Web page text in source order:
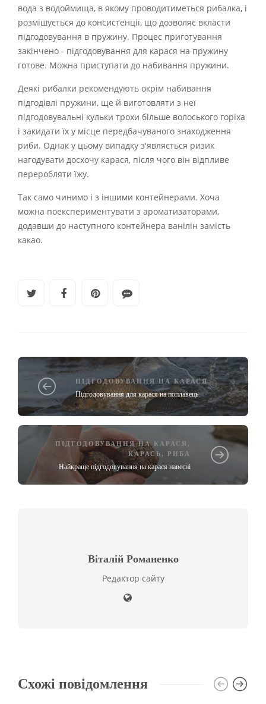
вода з водоймища, в якому проводитиметься рибалка, і
розмішується до консистенції, що дозволяє вкласти
підгодовування в пружину. Процес приготування
закінчено - підгодовування для карася на пружину
готове. Можна приступати до набивання пружини.
Деякі рибалки рекомендують окрім набивання
підгодівлі пружини, ще й виготовляти з неї
підгодовувальні кульки трохи більше волоського горіха
і закидати їх у місце передбачуваного знаходження
риби. Однак у цьому випадку з'являється ризик
нагодувати досхочу карася, після чого він відпливе
переробляти їжу.
Так само чинимо і з іншими контейнерами. Хоча
можна поекспериментувати з ароматизаторами,
додавши до наступного контейнера ванілін замість
какао.
ПІДГОДОВУВАННЯ НА КАРАСЯ
Підгодовування для карася на поплавець
ПІДГОДОВУВАННЯ НА КАРАСЯ ,
КАРАСЬ , РИБА
Найкраще підгодовування на карася навесні
Віталій Романенко
Редактор сайту
Схожі повідомлення